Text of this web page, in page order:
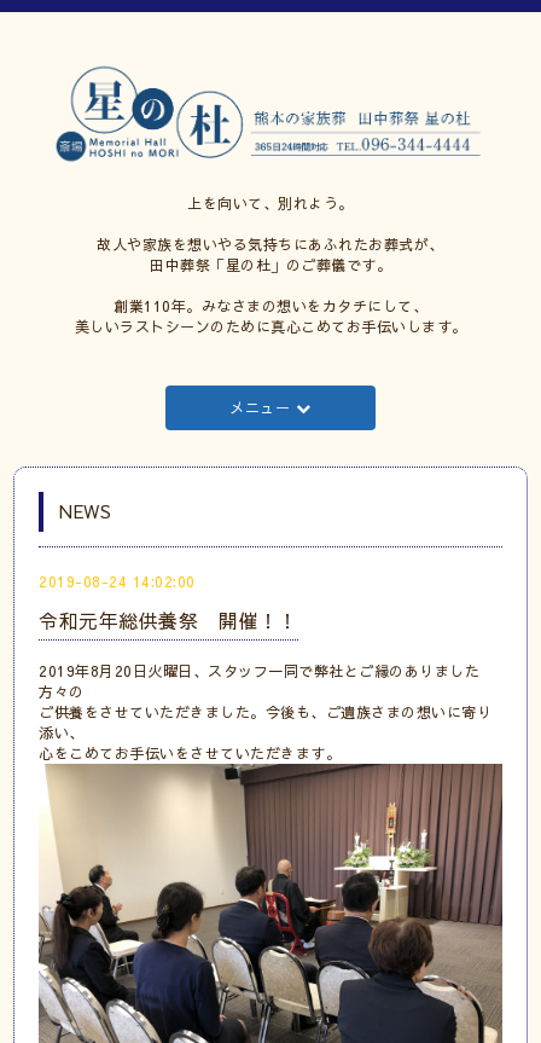
上を向いて、別れよう。
故人や家族を想いやる気持ちにあふれたお葬式が、
田中葬祭「星の杜」のご葬儀です。
創業110年。みなさまの想いをカタチにして、
美しいラストシーンのために真心こめてお手伝いします。
メニュー
NEWS
2019-08-24 14:02:00
令和元年総供養祭 開催！！
2019年8月20日火曜日、スタッフ一同で弊社とご縁のありました
方々の
ご供養をさせていただきました。今後も、ご遺族さまの想いに寄り
添い、
心をこめてお手伝いをさせていただきます。